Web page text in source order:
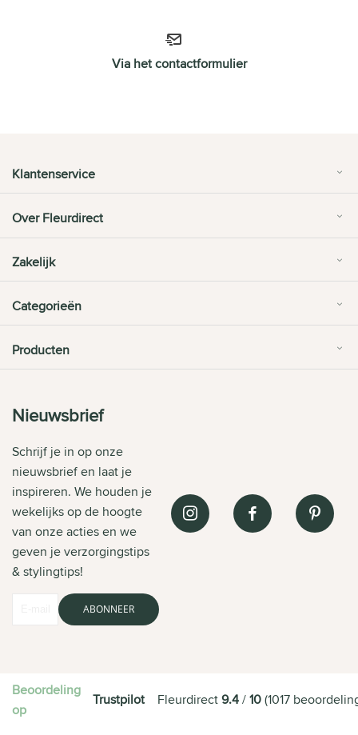
Via het contactformulier
Klantenservice
Over Fleurdirect
Zakelijk
Categorieën
Producten
Nieuwsbrief
Schrijf je in op onze
nieuwsbrief en laat je
inspireren. We houden je
wekelijks op de hoogte
van onze acties en we
geven je verzorgingstips
& stylingtips!
ABONNEER
Beoordeling
op
Trustpilot Fleurdirect9.4/10(1017